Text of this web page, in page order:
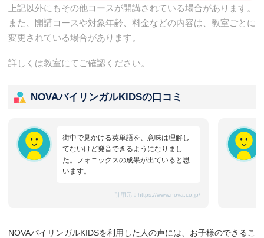
上記以外にもその他コースが開講されている場合があります。
また、開講コースや対象年齢、料金などの内容は、教室ごとに
変更されている場合があります。
詳しくは教室にてご確認ください。
NOVAバイリンガルKIDSの口コミ
街中で見かける英単語を、意味は理解し
てないけど発音できるようになりまし
た。フォニックスの成果が出ていると思
います。
引用元： https://www.nova.co.jp/
NOVAバイリンガルKIDSを利用した人の声には、お子様のできるこ